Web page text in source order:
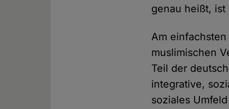
genau heißt,
Am
muslimischen
Teil der
integrative,
soziales